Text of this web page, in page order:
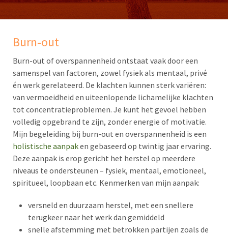
Burn-out
Burn-out of overspannenheid ontstaat vaak door een
samenspel van factoren, zowel fysiek als mentaal, privé
én werk gerelateerd. De klachten kunnen sterk variëren:
van vermoeidheid en uiteenlopende lichamelijke klachten
tot concentratieproblemen. Je kunt het gevoel hebben
volledig opgebrand te zijn, zonder energie of motivatie.
Mijn begeleiding bij burn-out en overspannenheid is een
holistische aanpaken gebaseerd op twintig jaar ervaring.
Deze aanpak is erop gericht het herstel op meerdere
niveaus te ondersteunen – fysiek, mentaal, emotioneel,
spiritueel, loopbaan etc. Kenmerken van mijn aanpak:
versneld en duurzaam herstel, met een snellere
terugkeer naar het werk dan gemiddeld
snelle afstemming met betrokken partijen zoals de